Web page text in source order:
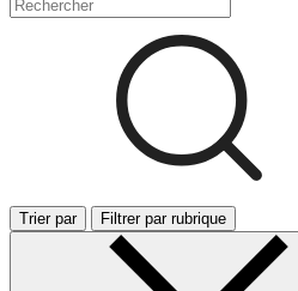
Trier par Filtrer par rubrique